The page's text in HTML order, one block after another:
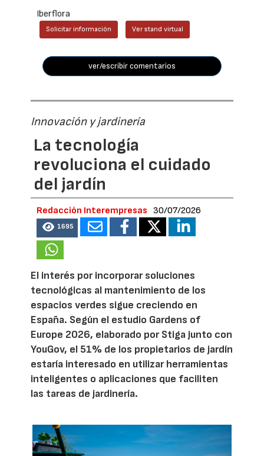
Iberflora
Solicitar información Ver stand virtual
ver/escribir comentarios
Innovación y jardinería
La tecnología
revoluciona el cuidado
del jardín
Redacción Interempresas 30/07/2026
1695
El interés por incorporar soluciones
tecnológicas al mantenimiento de los
espacios verdes sigue creciendo en
España. Según el estudio Gardens of
Europe 2026, elaborado por Stiga junto con
YouGov, el 51% de los propietarios de jardín
estaría interesado en utilizar herramientas
inteligentes o aplicaciones que faciliten
las tareas de jardinería.